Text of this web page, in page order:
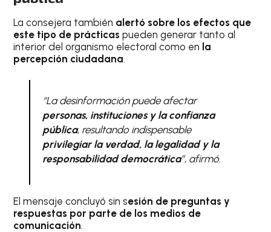
La consejera también alertó sobre los efectos que
este tipo de prácticas pueden generar tanto al
interior del organismo electoral como en la
percepción ciudadana.
“La desinformación puede afectar
personas, instituciones y la confianza
pública, resultando indispensable
privilegiar la verdad, la legalidad y la
responsabilidad democrática”, afirmó.
El mensaje concluyó sin sesión de preguntas y
respuestas por parte de los medios de
comunicación.